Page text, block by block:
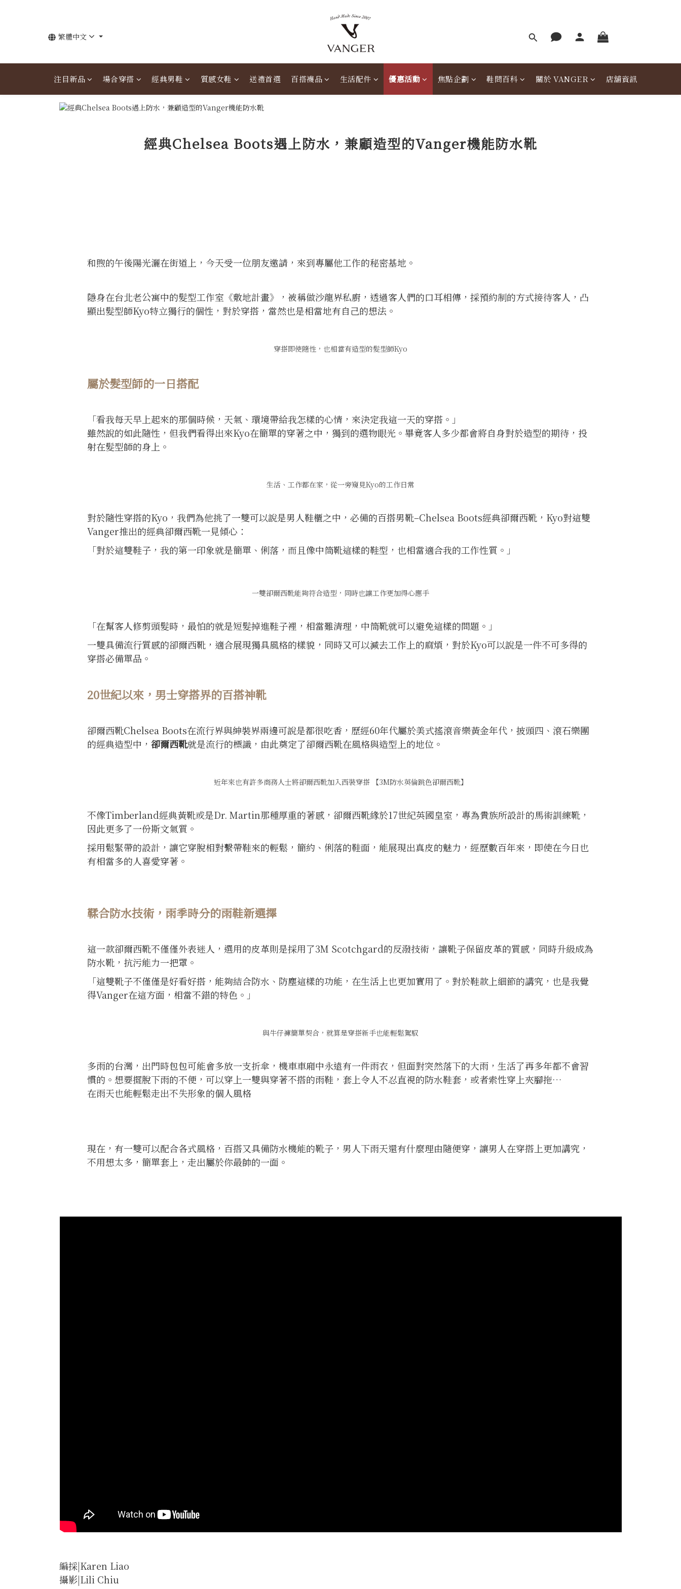
注目新品 場合穿搭 經典男鞋 質感女鞋 送禮首選 百搭襪品 生活配件 優惠活動 焦點企劃 鞋問百科 關於 VANGER 店舖資訊
繁體中文
經典Chelsea Boots遇上防水，兼顧造型的Vanger機能防水靴
和煦的午後陽光灑在街道上，今天受一位朋友邀請，來到專屬他工作的秘密基地。
隱身在台北老公寓中的髮型工作室《敷地計畫》，被稱做沙龍界私廚，透過客人們的口耳相傳，採預約制的方式接待客人，凸
顯出髮型師Kyo特立獨行的個性，對於穿搭，當然也是相當地有自己的想法。
穿搭即使隨性，也相當有造型的髮型師Kyo
屬於髮型師的一日搭配
「看我每天早上起來的那個時候，天氣、環境帶給我怎樣的心情，來決定我這一天的穿搭。」
雖然說的如此隨性，但我們看得出來Kyo在簡單的穿著之中，獨到的選物眼光。畢竟客人多少都會將自身對於造型的期待，投
射在髮型師的身上。
生活、工作都在家，從一旁窺見Kyo的工作日常
對於隨性穿搭的Kyo，我們為他挑了一雙可以說是男人鞋櫃之中，必備的百搭男靴–Chelsea Boots經典卻爾西靴 ，Kyo對這雙
Vanger推出的經典卻爾西靴一見傾心：
「對於這雙鞋子，我的第一印象就是簡單、俐落，而且像中筒靴這樣的鞋型，也相當適合我的工作性質。」
一雙卻爾西靴能夠符合造型，同時也讓工作更加得心應手
「在幫客人修剪頭髮時，最怕的就是短髮掉進鞋子裡，相當難清理，中筒靴就可以避免這樣的問題。」
一雙具備流行質感的卻爾西靴，適合展現獨具風格的樣貌，同時又可以減去工作上的麻煩，對於Kyo可以說是一件不可多得的
穿搭必備單品。
20世紀以來，男士穿搭界的百搭神靴
卻爾西靴Chelsea Boots在流行界與紳裝界兩邊可說是都很吃香，歷經60年代屬於美式搖滾音樂黃金年代，披頭四、滾石樂團
的經典造型中， 卻爾西靴就是流行的標識，由此奠定了卻爾西靴在風格與造型上的地位。
近年來也有許多商務人士將卻爾西靴加入西裝穿搭 【3M防水英倫跳色卻爾西靴】
不像Timberland經典黃靴或是Dr. Martin那種厚重的著感，卻爾西靴緣於17世紀英國皇室，專為貴族所設計的馬術訓練靴，
因此更多了一份斯文氣質。
採用鬆緊帶的設計，讓它穿脫相對繫帶鞋來的輕鬆，簡約、俐落的鞋面，能展現出真皮的魅力，經歷數百年來，即使在今日也
有相當多的人喜愛穿著。
鞣合防水技術，雨季時分的雨鞋新選擇
這一款卻爾西靴不僅僅外表迷人，選用的皮革則是採用了3M Scotchgard的反潑技術，讓靴子保留皮革的質感，同時升級成為
防水靴，抗污能力一把罩。
「這雙靴子不僅僅是好看好搭，能夠結合防水、防塵這樣的功能，在生活上也更加實用了。對於鞋款上細節的講究，也是我覺
得Vanger在這方面，相當不錯的特色。」
與牛仔褲簡單契合，就算是穿搭新手也能輕鬆駕馭
多雨的台灣，出門時包包可能會多放一支折傘，機車車廂中永遠有一件雨衣，但面對突然落下的大雨，生活了再多年都不會習
慣的。想要擺脫下雨的不便，可以穿上一雙與穿著不搭的雨鞋，套上令人不忍直視的防水鞋套，或者索性穿上夾腳拖…
在雨天也能輕鬆走出不失形象的個人風格
現在，有一雙可以配合各式風格，百搭又具備防水機能的靴子，男人下雨天還有什麼理由隨便穿，讓男人在穿搭上更加講究，
不用想太多，簡單套上，走出屬於你最帥的一面。
編採|Karen Liao
攝影|Lili Chiu